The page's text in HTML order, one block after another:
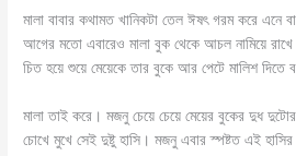
মালা বাবার কথামত খানিকটা তেল ঈষৎ গরম করে এনে
আগের মতো এবারেও মালা বুক থেকে আচল নামিয়ে
চিত হয়ে শুয়ে মেয়েকে তার বুকে আর পেটে মালিশ দিতে
মালা তাই করে। মজনু চেয়ে চেয়ে মেয়ের বুকের দুধ
চোখে মুখে সেই দুষ্টু হাসি। মজনু এবার স্পষ্টত এই